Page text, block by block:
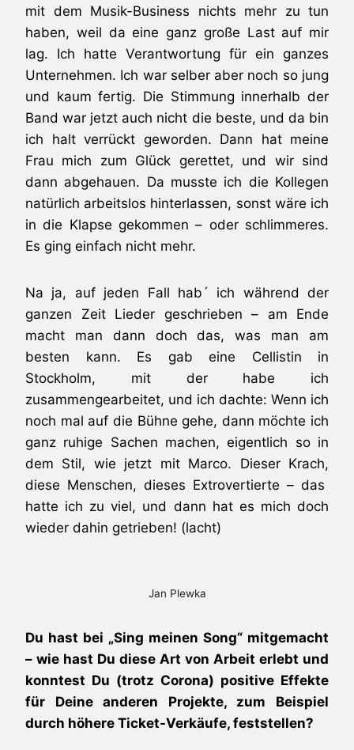
mit dem Musik-Business nichts mehr zu tun
haben, weil da eine ganz große Last auf mir
lag. Ich hatte Verantwortung für ein ganzes
Unternehmen. Ich war selber aber noch so jung
und kaum fertig. Die Stimmung innerhalb der
Band war jetzt auch nicht die beste, und da bin
ich halt verrückt geworden. Dann hat meine
Frau mich zum Glück gerettet, und wir sind
dann abgehauen. Da musste ich die Kollegen
natürlich arbeitslos hinterlassen, sonst wäre ich
in die Klapse gekommen – oder schlimmeres.
Es ging einfach nicht mehr.
Na ja, auf jeden Fall hab´ ich während der
ganzen Zeit Lieder geschrieben – am Ende
macht man dann doch das, was man am
besten kann. Es gab eine Cellistin in
Stockholm, mit der habe ich
zusammengearbeitet, und ich dachte: Wenn ich
noch mal auf die Bühne gehe, dann möchte ich
ganz ruhige Sachen machen, eigentlich so in
dem Stil, wie jetzt mit Marco. Dieser Krach,
diese Menschen, dieses Extrovertierte – das
hatte ich zu viel, und dann hat es mich doch
wieder dahin getrieben! (lacht)
Jan Plewka
Du hast bei „Sing meinen Song“ mitgemacht
– wie hast Du diese Art von Arbeit erlebt und
konntest Du (trotz Corona) positive Effekte
für Deine anderen Projekte, zum Beispiel
durch höhere Ticket-Verkäufe, feststellen?